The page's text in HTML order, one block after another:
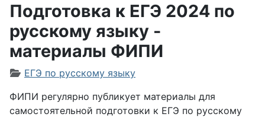
Подготовка к ЕГЭ 2024 по
русскому языку -
материалы ФИПИ
Информация о материале
ЕГЭ по русскому языку
ФИПИ регулярно публикует материалы для
самостоятельной подготовки к ЕГЭ по русскому